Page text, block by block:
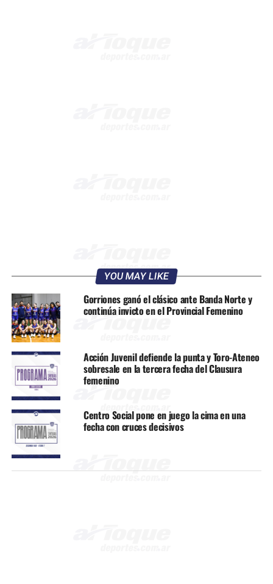
YOU MAY LIKE
Gorriones ganó el clásico ante Banda Norte y
continúa invicto en el Provincial Femenino
Acción Juvenil defiende la punta y Toro-Ateneo
sobresale en la tercera fecha del Clausura
femenino
Centro Social pone en juego la cima en una
fecha con cruces decisivos